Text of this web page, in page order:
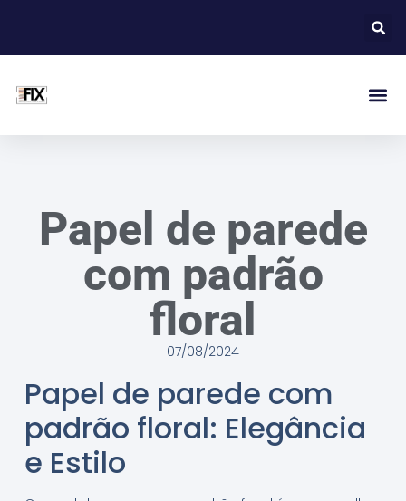
Papel de parede
com padrão
floral
07/08/2024
Papel de parede com
padrão floral: Elegância
e Estilo